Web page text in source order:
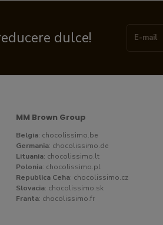
dulce!
MM Brown Group
Belgia: chocolissimo.be
Germania: chocolissimo.de
Lituania: chocolissimo.lt
Polonia: chocolissimo.pl
Republica Ceha: chocolissimo.cz
Slovacia: chocolissimo.sk
Franta: chocolissimo.fr